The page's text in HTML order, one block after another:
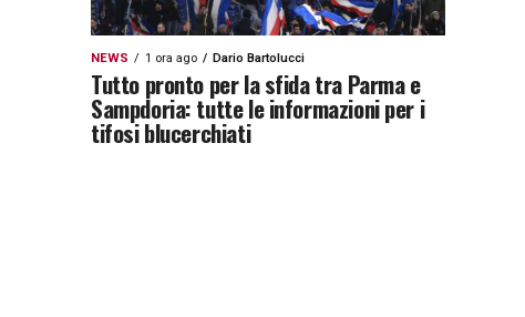
NEWS 1 ora ago Dario Bartolucci
Tutto pronto per la sfida tra Parma e
Sampdoria: tutte le informazioni per i
tifosi blucerchiati